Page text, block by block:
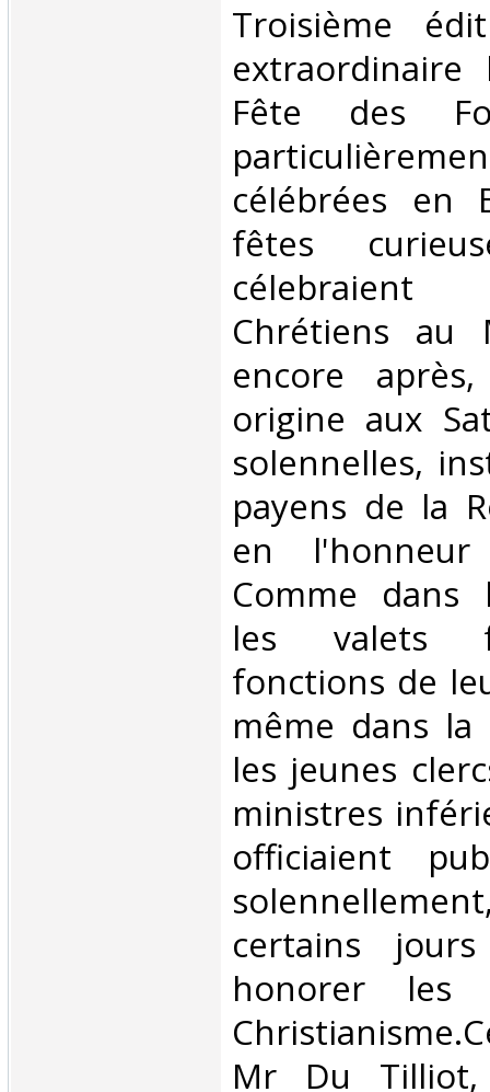
‎Troisième
Fête des
célébrées en
fêtes
Chrétiens au
encore
origine aux
solennelles,
payens de la
en
Comme dans
les valets
fonctions de
même dans la
les jeunes
ministres
officiaient
certains
honorer les
Mr Du Tilliot,